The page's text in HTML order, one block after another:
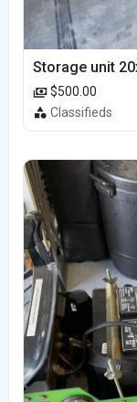
Storage unit
$500.00
Classifieds